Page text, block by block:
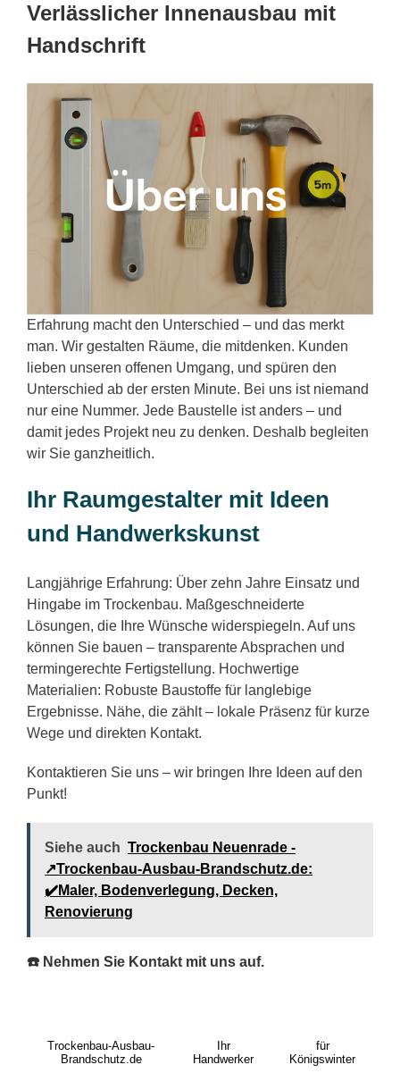
Verlässlicher Innenausbau mit
Handschrift
Erfahrung macht den Unterschied – und das merkt
man. Wir gestalten Räume, die mitdenken. Kunden
lieben unseren offenen Umgang, und spüren den
Unterschied ab der ersten Minute. Bei uns ist niemand
nur eine Nummer. Jede Baustelle ist anders – und
damit jedes Projekt neu zu denken. Deshalb begleiten
wir Sie ganzheitlich.
Ihr Raumgestalter mit Ideen
und Handwerkskunst
Langjährige Erfahrung: Über zehn Jahre Einsatz und
Hingabe im Trockenbau. Maßgeschneiderte
Lösungen, die Ihre Wünsche widerspiegeln. Auf uns
können Sie bauen – transparente Absprachen und
termingerechte Fertigstellung. Hochwertige
Materialien: Robuste Baustoffe für langlebige
Ergebnisse. Nähe, die zählt – lokale Präsenz für kurze
Wege und direkten Kontakt.
Kontaktieren Sie uns – wir bringen Ihre Ideen auf den
Punkt!
Siehe auch Trockenbau Neuenrade -
↗️Trockenbau-Ausbau-Brandschutz.de:
✔️Maler, Bodenverlegung, Decken,
Renovierung
☎️ Nehmen Sie Kontakt mit uns auf.
Trockenbau-Ausbau-
Brandschutz.de
Ihr
Handwerker
für
Königswinter